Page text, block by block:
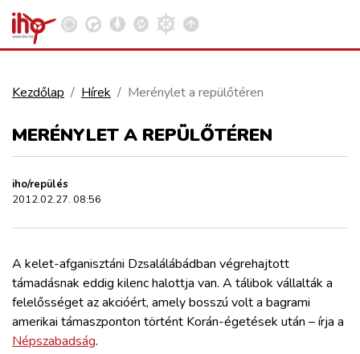
VASÚT
KÖZLEKEDÉSFEJLESZTÉS
ELLÁTÁSI LÁNC
Kezdőlap Hírek Merénylet a repülőtéren
MERÉNYLET A REPÜLŐTÉREN
iho/repülés
2012.02.27. 08:56
A kelet-afganisztáni Dzsalálábádban végrehajtott
támadásnak eddig kilenc halottja van. A tálibok vállalták a
felelősséget az akcióért, amely bosszú volt a bagrami
amerikai támaszponton történt Korán-égetések után – írja a
Népszabadság.